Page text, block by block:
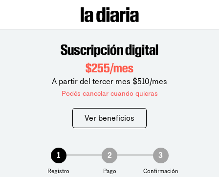
Suscripción digital
$255/mes
A partir del tercer mes $510/mes
Podés cancelar cuando quieras
Ver beneficios
1
Registro
2
Pago
3
Confirmación